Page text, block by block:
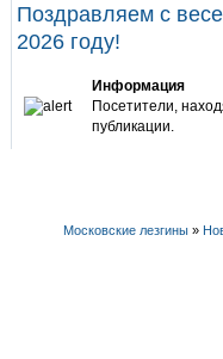
Поздравляем с
2026 году!
Информация
Посетители,
публикации.
Московские лезгины »